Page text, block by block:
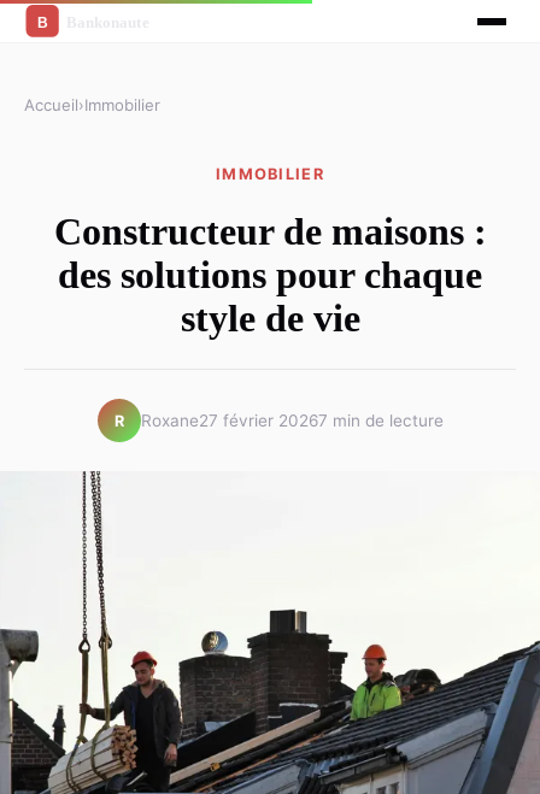
Accueil›Immobilier
IMMOBILIER
Constructeur de maisons :
des solutions pour chaque
style de vie
R Roxane27 février 20267 min de lecture